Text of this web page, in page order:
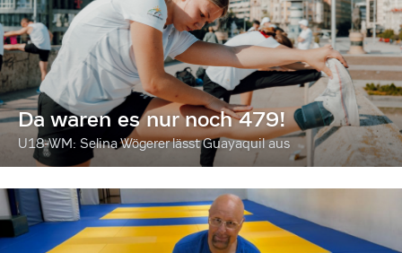
Da waren es nur noch 479!
U18-WM: Selina Wögerer lässt Guayaquil aus